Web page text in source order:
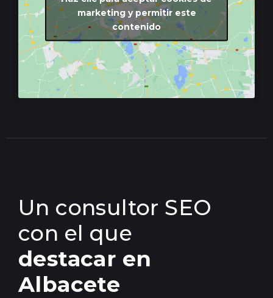
marketing y permitir este
contenido
Un consultor SEO
con el que
destacar en
Albacete